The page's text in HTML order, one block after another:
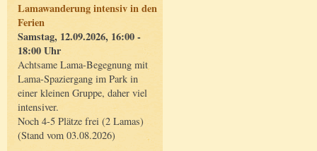
Lamawanderung intensiv in den
Ferien
Samstag, 12.09.2026, 16:00 -
18:00 Uhr
Achtsame Lama-Begegnung mit
Lama-Spaziergang im Park in
einer kleinen Gruppe, daher viel
intensiver.
Noch 4-5 Plätze frei (2 Lamas)
(Stand vom 03.08.2026)